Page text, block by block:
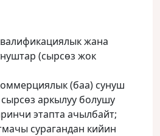
жана
(сырсөз жок
(баа) сунуш
аркылуу болушу
этапта ачылбайт;
сурагандан кийин